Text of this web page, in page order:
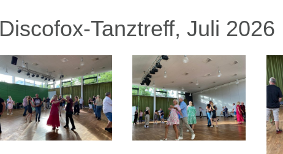
Discofox-Tanztreff, Juli 2026